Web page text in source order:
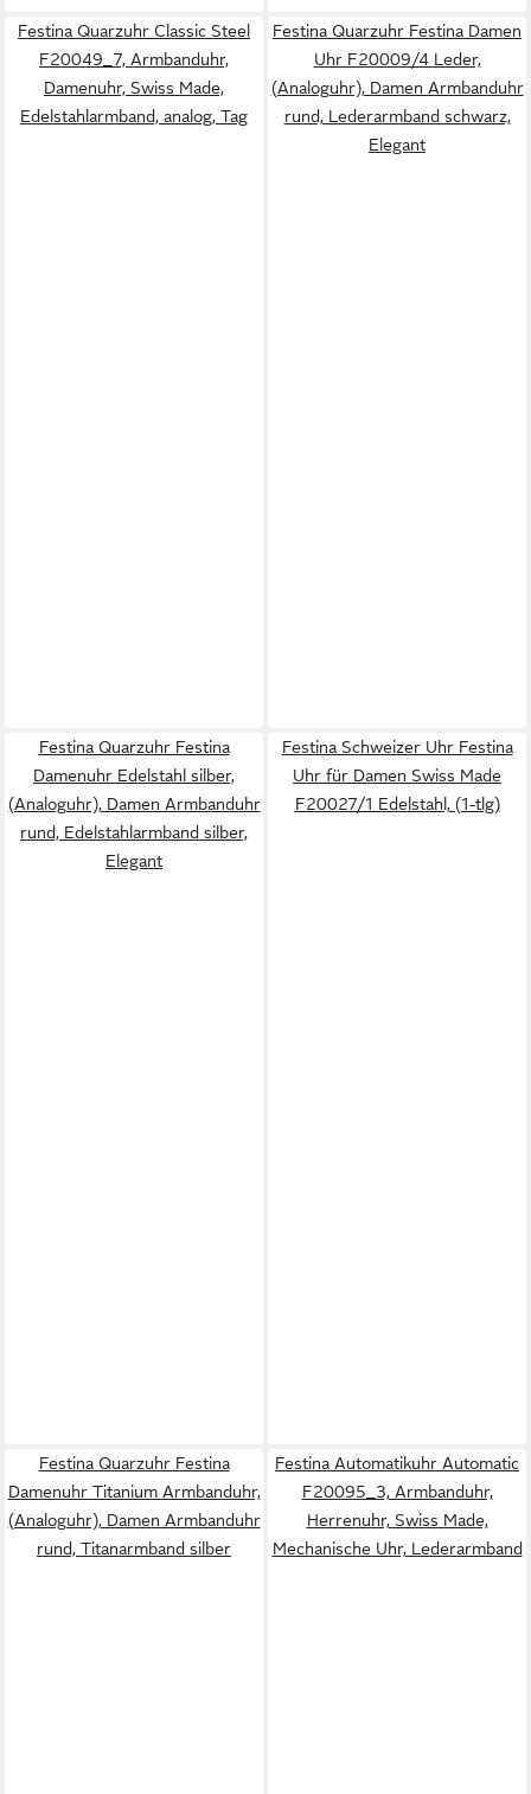
Festina Quarzuhr Classic Steel
F20049_7, Armbanduhr,
Damenuhr, Swiss Made,
Edelstahlarmband, analog, Tag
Festina Quarzuhr Festina Damen
Uhr F20009/4 Leder,
(Analoguhr), Damen Armbanduhr
rund, Lederarmband schwarz,
Elegant
Festina Quarzuhr Festina
Damenuhr Edelstahl silber,
(Analoguhr), Damen Armbanduhr
rund, Edelstahlarmband silber,
Elegant
Festina Schweizer Uhr Festina
Uhr für Damen Swiss Made
F20027/1 Edelstahl, (1-tlg)
Festina Quarzuhr Festina
Damenuhr Titanium Armbanduhr,
(Analoguhr), Damen Armbanduhr
rund, Titanarmband silber
Festina Automatikuhr Automatic
F20095_3, Armbanduhr,
Herrenuhr, Swiss Made,
Mechanische Uhr, Lederarmband